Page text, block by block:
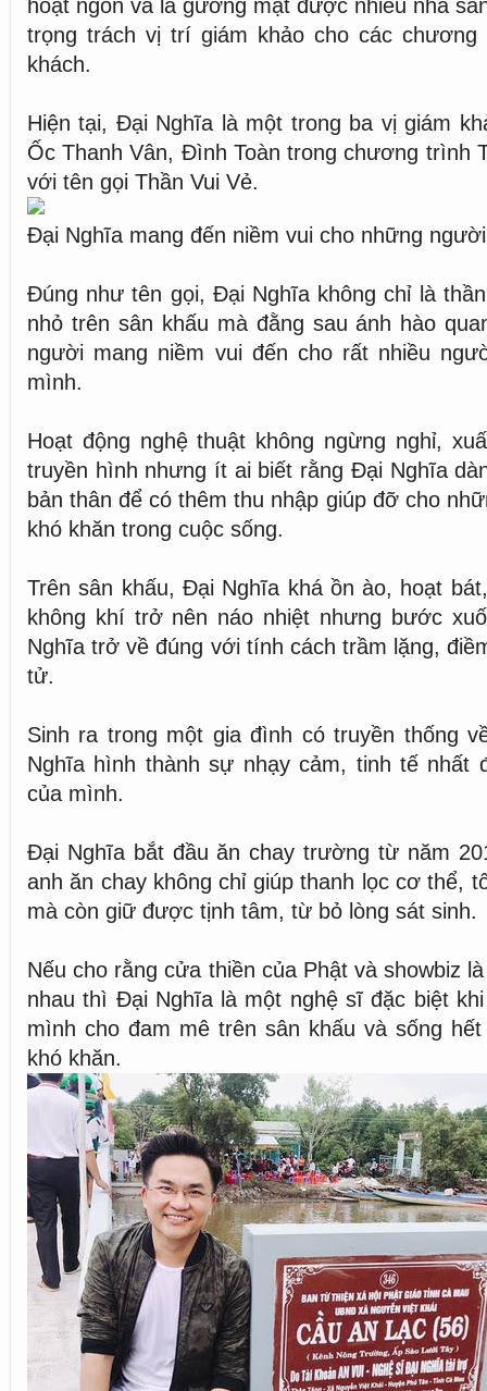
hoạt ngôn và là gương mặt được nhiều nhà
trọng trách vị trí giám khảo cho các chương
khách.
Hiện tại, Đại Nghĩa là một trong ba vị giám
Ốc Thanh Vân, Đình Toàn trong chương trình
với tên gọi Thần Vui Vẻ.
Đại Nghĩa mang đến niềm vui cho những
Đúng như tên gọi, Đại Nghĩa không chỉ là
nhỏ trên sân khấu mà đằng sau ánh hào
người mang niềm vui đến cho rất nhiều
mình.
Hoạt động nghệ thuật không ngừng nghỉ,
truyền hình nhưng ít ai biết rằng Đại Nghĩa
bản thân để có thêm thu nhập giúp đỡ cho
khó khăn trong cuộc sống.
Trên sân khấu, Đại Nghĩa khá ồn ào, hoạt
không khí trở nên náo nhiệt nhưng bước
Nghĩa trở về đúng với tính cách trầm lặng,
tử.
Sinh ra trong một gia đình có truyền thống
Nghĩa hình thành sự nhạy cảm, tinh tế nhất
của mình.
Đại Nghĩa bắt đầu ăn chay trường từ năm
anh ăn chay không chỉ giúp thanh lọc cơ thể,
mà còn giữ được tịnh tâm, từ bỏ lòng sát sinh.
Nếu cho rằng cửa thiền của Phật và showbiz
nhau thì Đại Nghĩa là một nghệ sĩ đặc biệt
mình cho đam mê trên sân khấu và sống
khó khăn.